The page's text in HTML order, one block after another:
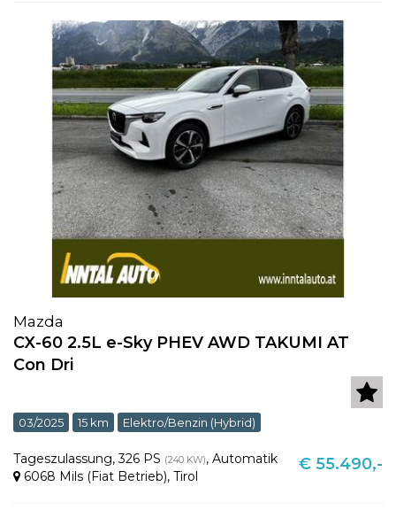
Mazda
CX-60 2.5L e-Sky PHEV AWD TAKUMI AT
Con Dri
03/2025 15 km Elektro/Benzin (Hybrid)
Tageszulassung,326 PS (240 KW), Automatik
6068 Mils (Fiat Betrieb), Tirol
€ 55.490,-